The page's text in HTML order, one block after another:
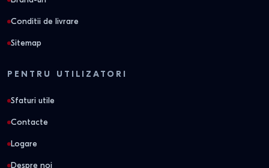
Conditii de livrare
Sitemap
PENTRU UTILIZATORI
Sfaturi utile
Contacte
Logare
Despre noi